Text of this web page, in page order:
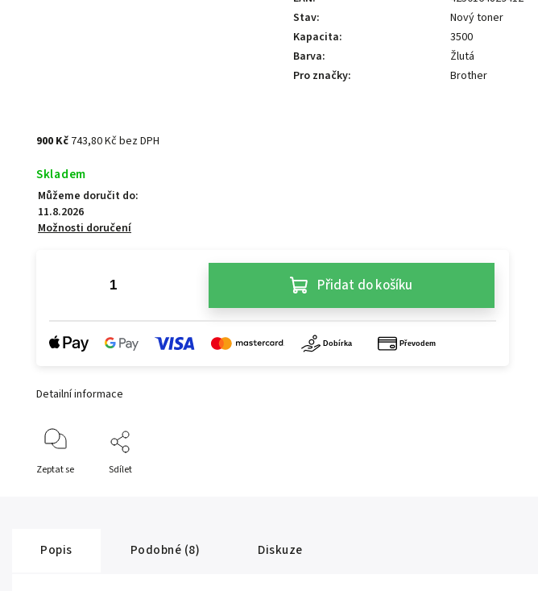
Stav:
Nový toner
Kapacita:
3500
Barva:
Žlutá
Pro značky: Brother
900 Kč 743,80 Kč bez DPH
Skladem
Můžeme doručit do:
11.8.2026
Možnosti doručení
Přidat do košíku
Detailní informace
Zeptat se Sdílet
Popis Podobné (8) Diskuze